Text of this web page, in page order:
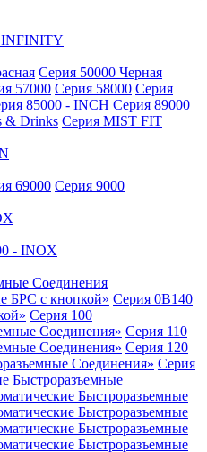
INFINITY
Серия 50000 Черная
57000 Серия 58000 Серия
85000 - INCH Серия 89000
& Drinks Серия MIST FIT
69000 Серия 9000
- INOX
Соединения
БРС с кнопкой» Серия 0B140
Серия 100
Соединения» Серия 110
Соединения» Серия 120
Соединения» Серия
Быстроразъемные
Быстроразъемные
Быстроразъемные
Быстроразъемные
Быстроразъемные